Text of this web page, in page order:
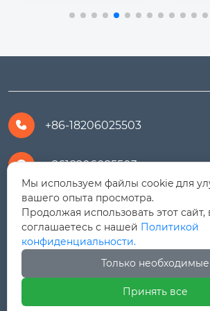
Высокая производи
ач
 +86-18206025503
 +8618206025503
 yanali@hualongm.com

351144, Китай, пров.Фуцзянь,
район Личэн,

Мы используем файлы cookie для
вашего опыта просмотра.
Продолжая использовать этот сайт,
соглашаетесь с нашей Политикой
конфиденциальности.
Только необходимые
Принять все